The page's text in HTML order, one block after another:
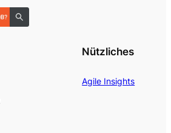
Nützliches
Agile Insights